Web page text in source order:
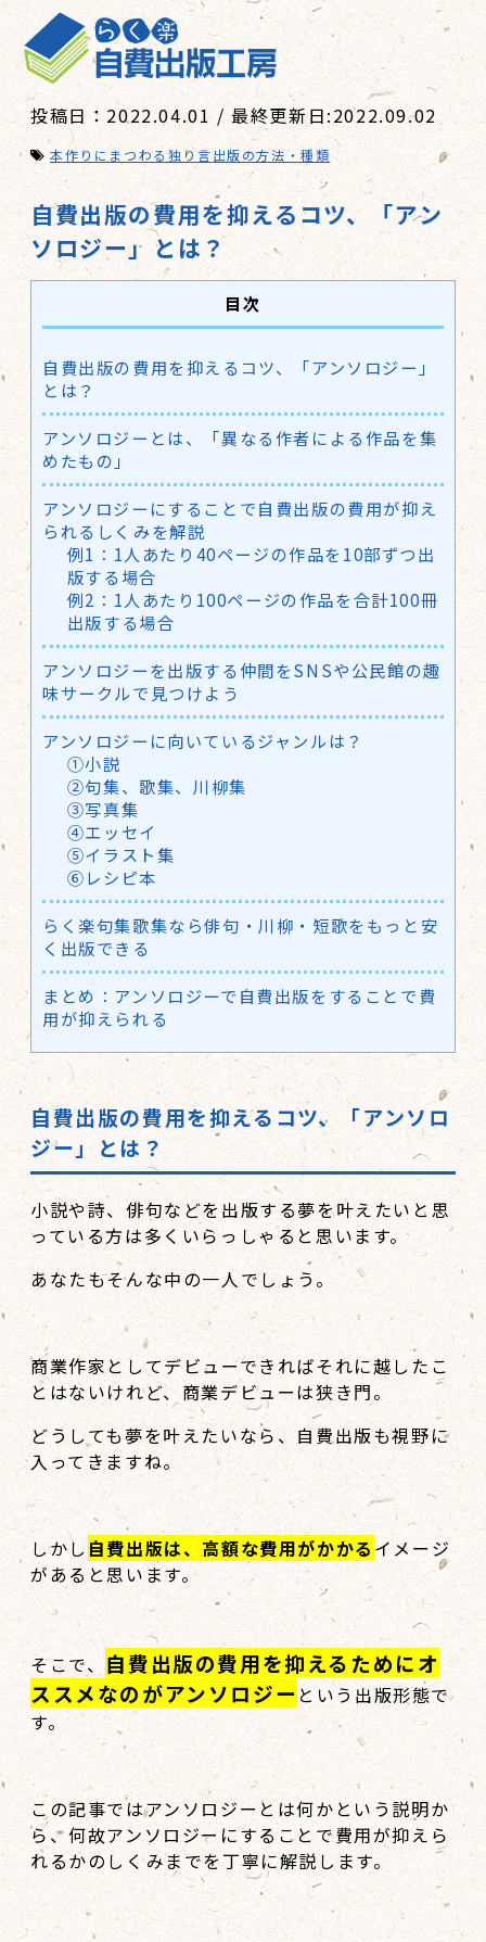
投稿日：2022.04.01 / 最終更新日:2022.09.02
本作りにまつわる独り言出版の方法・種類
自費出版の費用を抑えるコツ、「アン
ソロジー」とは？
目次
自費出版の費用を抑えるコツ、「アンソロジー」
とは？
アンソロジーとは、「異なる作者による作品を集
めたもの」
アンソロジーにすることで自費出版の費用が抑え
られるしくみを解説
例1：1人あたり40ページの作品を10部ずつ出
版する場合
例2：1人あたり100ページの作品を合計100冊
出版する場合
アンソロジーを出版する仲間をSNSや公民館の趣
味サークルで見つけよう
アンソロジーに向いているジャンルは？
①小説
②句集、歌集、川柳集
③写真集
④エッセイ
⑤イラスト集
⑥レシピ本
らく楽句集歌集なら俳句・川柳・短歌をもっと安
く出版できる
まとめ：アンソロジーで自費出版をすることで費
用が抑えられる
自費出版の費用を抑えるコツ、「アンソロ
ジー」とは？
小説や詩、俳句などを出版する夢を叶えたいと思
っている方は多くいらっしゃると思います。
あなたもそんな中の一人でしょう。
商業作家としてデビューできればそれに越したこ
とはないけれど、商業デビューは狭き門。
どうしても夢を叶えたいなら、自費出版も視野に
入ってきますね。
しかし 自費出版は、高額な費用がかかる イメージ
があると思います。
そこで、 自費出版の費用を抑えるためにオ
ススメなのがアンソロジー という出版形態で
す。
この記事ではアンソロジーとは何かという説明か
ら、何故アンソロジーにすることで費用が抑えら
れるかのしくみまでを丁寧に解説します。